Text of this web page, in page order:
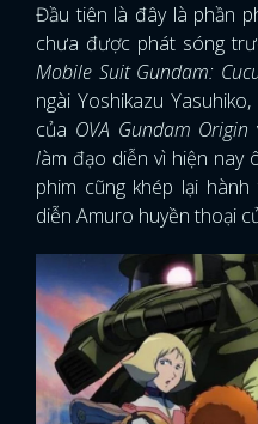
Đầu tiên là đây là phần
chưa được phát sóng
Mobile Suit Gundam:
ngài Yoshikazu
của OVA Gundam Origin
làm đạo diễn vì hiện nay
phim cũng khép lại
diễn Amuro huyền thoại